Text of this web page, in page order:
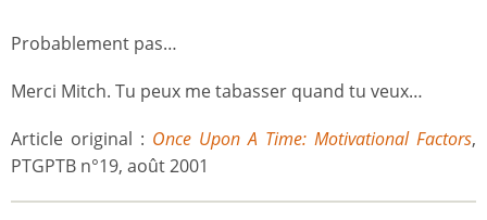
Probablement pas…
Merci Mitch. Tu peux me tabasser quand tu veux…
Article original : Once Upon A Time: Motivational Factors,
PTGPTB n°19, août 2001